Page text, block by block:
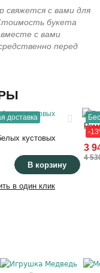
свяжется с вами для
букета
с вами
перед
доставка
кустовых
В корзину
в один клик
-
3
4